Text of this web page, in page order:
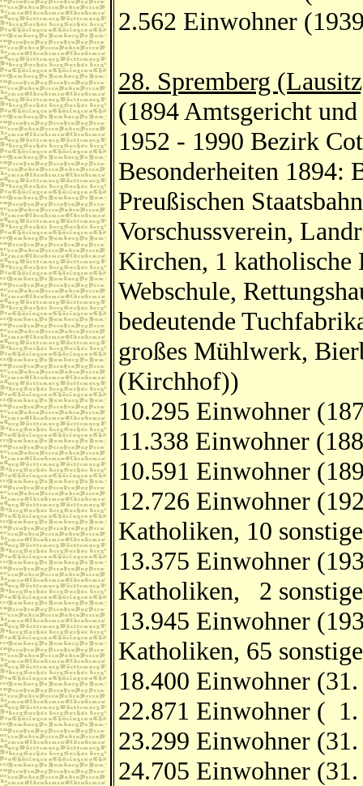
2.562 Einwohner
28. Spremberg
(1894 Amtsgericht
1952 - 1990 Bezirk
Besonderheiten
Preußischen
Vorschussverein,
Kirchen, 1 katholische
Webschule,
bedeutende
großes Mühlwerk,
(Kirchhof))
10.295 Einwohner
11.338 Einwohner
10.591 Einwohner
12.726 Einwohner
Katholiken, 10
13.375 Einwohner
Katholiken, 2
13.945 Einwohner
Katholiken, 65
18.400 Einwohner
22.871 Einwohner (
23.299 Einwohner
24.705 Einwohner